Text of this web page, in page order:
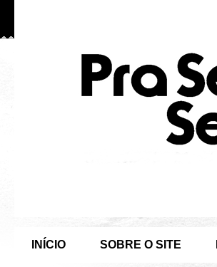
INÍCIO SOBRE O SITE